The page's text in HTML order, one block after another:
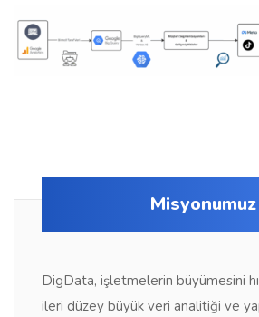
Misyonumuz
DigData, işletmelerin büyümesini
ileri düzey büyük veri analitiği ve